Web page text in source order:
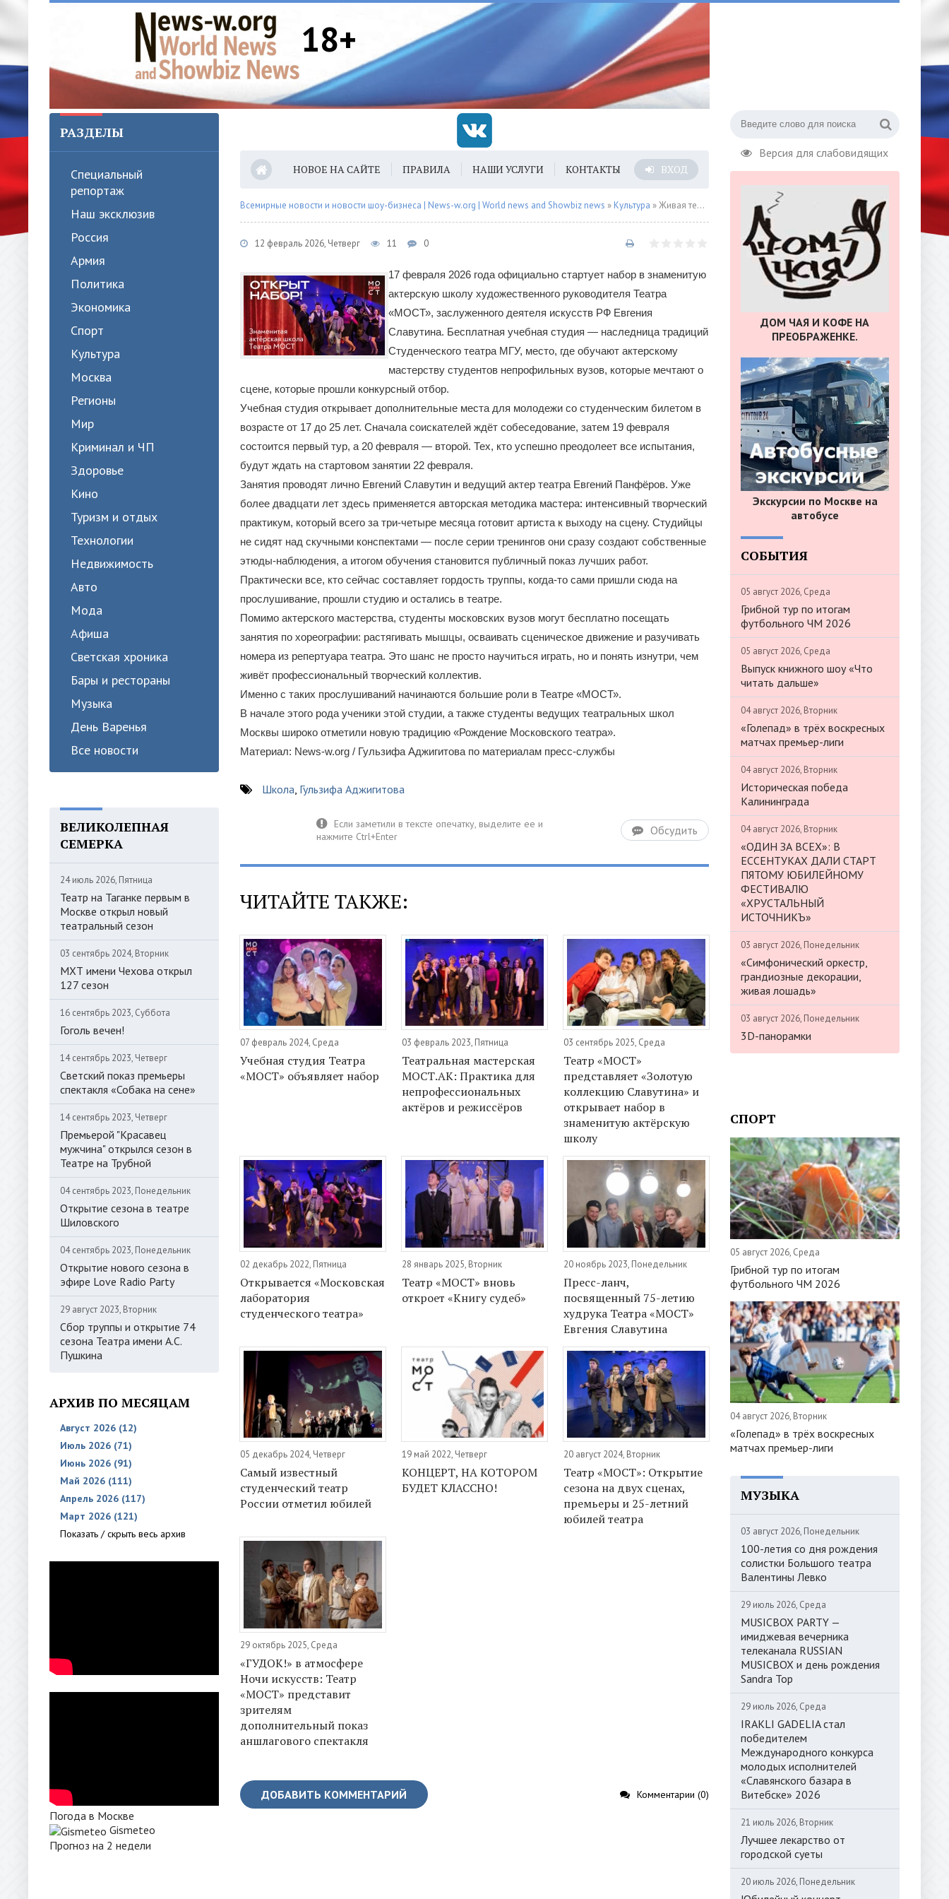
18+
Версия для слабовидящих
РАЗДЕЛЫ
Специальный
репортаж
Наш эксклюзив
Россия
Армия
Политика
Экономика
Спорт
Культура
Москва
Регионы
Мир
Криминал и ЧП
Здоровье
Кино
Туризм и отдых
Технологии
Недвижимость
Авто
Мода
Афиша
Светская хроника
Бары и рестораны
Музыка
День Варенья
Все новости
ВЕЛИКОЛЕПНАЯ
СЕМЕРКА
24 июль 2026, Пятница
Театр на Таганке первым в
Москве открыл новый
театральный сезон
03 сентябрь 2024, Вторник
МХТ имени Чехова открыл
127 сезон
16 сентябрь 2023, Суббота
Гоголь вечен!
14 сентябрь 2023, Четверг
Светский показ премьеры
спектакля «Собака на сене»
14 сентябрь 2023, Четверг
Премьерой "Красавец
мужчина" открылся сезон в
Театре на Трубной
04 сентябрь 2023, Понедельник
Открытие сезона в театре
Шиловского
04 сентябрь 2023, Понедельник
Открытие нового сезона в
эфире Love Radio Party
29 август 2023, Вторник
Сбор труппы и открытие 74
сезона Театра имени А.С.
Пушкина
АРХИВ ПО МЕСЯЦАМ
Август 2026 (12)
Июль 2026 (71)
Июнь 2026 (91)
Май 2026 (111)
Апрель 2026 (117)
Март 2026 (121)
Показать / скрыть весь архив
Погода в Москве
Gismeteo
Прогноз на 2 недели
НОВОЕ НА САЙТЕ ПРАВИЛА НАШИ УСЛУГИ КОНТАКТЫ ВХОД
Всемирные новости и новости шоу-бизнеса | News-w.org | World news and Showbiz news » Культура » Живая театральная традиция в действии: учебная студия Театра «МОСТ» объявила набор
12 февраль 2026, Четверг 11 0
17 февраля 2026 года официально стартует набор в знаменитую
актерскую школу художественного руководителя Театра
«МОСТ», заслуженного деятеля искусств РФ Евгения
Славутина. Бесплатная учебная студия — наследница традиций
Студенческого театра МГУ, место, где обучают актерскому
мастерству студентов непрофильных вузов, которые мечтают о
сцене, которые прошли конкурсный отбор.
Учебная студия открывает дополнительные места для молодежи со студенческим билетом в
возрасте от 17 до 25 лет. Сначала соискателей ждёт собеседование, затем 19 февраля
состоится первый тур, а 20 февраля — второй. Тех, кто успешно преодолеет все испытания,
будут ждать на стартовом занятии 22 февраля.
Занятия проводят лично Евгений Славутин и ведущий актер театра Евгений Панфёров. Уже
более двадцати лет здесь применяется авторская методика мастера: интенсивный творческий
практикум, который всего за три-четыре месяца готовит артиста к выходу на сцену. Студийцы
не сидят над скучными конспектами — после серии тренингов они сразу создают собственные
этюды-наблюдения, а итогом обучения становится публичный показ лучших работ.
Практически все, кто сейчас составляет гордость труппы, когда-то сами пришли сюда на
прослушивание, прошли студию и остались в театре.
Помимо актерского мастерства, студенты московских вузов могут бесплатно посещать
занятия по хореографии: растягивать мышцы, осваивать сценическое движение и разучивать
номера из репертуара театра. Это шанс не просто научиться играть, но и понять изнутри, чем
живёт профессиональный творческий коллектив.
Именно с таких прослушиваний начинаются большие роли в Театре «МОСТ».
В начале этого рода ученики этой студии, а также студенты ведущих театральных школ
Москвы широко отметили новую традицию «Рождение Московского театра».
Материал: News-w.org / Гульзифа Аджигитова по материалам пресс-службы
Школа, Гульзифа Аджигитова
Обсудить
ЧИТАЙТЕ ТАКЖЕ:
07 февраль 2024, Среда
Учебная студия Театра
«МОСТ» объявляет набор
03 февраль 2023, Пятница
Театральная мастерская
МОСТ.АК: Практика для
непрофессиональных
актёров и режиссёров
03 сентябрь 2025, Среда
Театр «МОСТ»
представляет «Золотую
коллекцию Славутина» и
открывает набор в
знаменитую актёрскую
школу
02 декабрь 2022, Пятница
Открывается «Московская
лаборатория
студенческого театра»
28 январь 2025, Вторник
Театр «МОСТ» вновь
откроет «Книгу судеб»
20 ноябрь 2023, Понедельник
Пресс-ланч,
посвященный 75-летию
худрука Театра «МОСТ»
Евгения Славутина
05 декабрь 2024, Четверг
Самый известный
студенческий театр
России отметил юбилей
19 май 2022, Четверг
КОНЦЕРТ, НА КОТОРОМ
БУДЕТ КЛАССНО!
20 август 2024, Вторник
Театр «МОСТ»: Открытие
сезона на двух сценах,
премьеры и 25-летний
юбилей театра
29 октябрь 2025, Среда
«ГУДОК!» в атмосфере
Ночи искусств: Театр
«МОСТ» представит
зрителям
дополнительный показ
аншлагового спектакля
ДОБАВИТЬ КОММЕНТАРИЙ Комментарии (0)
ДОМ ЧАЯ И КОФЕ НА
ПРЕОБРАЖЕНКЕ.
Экскурсии по Москве на
автобусе
СОБЫТИЯ
05 август 2026, Среда
Грибной тур по итогам
футбольного ЧМ 2026
05 август 2026, Среда
Выпуск книжного шоу «Что
читать дальше»
04 август 2026, Вторник
«Голепад» в трёх воскресных
матчах премьер-лиги
04 август 2026, Вторник
Историческая победа
Калининграда
04 август 2026, Вторник
«ОДИН ЗА ВСЕХ»: В
ЕССЕНТУКАХ ДАЛИ СТАРТ
ПЯТОМУ ЮБИЛЕЙНОМУ
ФЕСТИВАЛЮ
«ХРУСТАЛЬНЫЙ
ИСТОЧНИКЪ»
03 август 2026, Понедельник
«Симфонический оркестр,
грандиозные декорации,
живая лошадь»
03 август 2026, Понедельник
3D-панорамки
СПОРТ
05 август 2026, Среда
Грибной тур по итогам
футбольного ЧМ 2026
04 август 2026, Вторник
«Голепад» в трёх воскресных
матчах премьер-лиги
МУЗЫКА
03 август 2026, Понедельник
100-летия со дня рождения
солистки Большого театра
Валентины Левко
29 июль 2026, Среда
MUSICBOX PARTY —
имиджевая вечерника
телеканала RUSSIAN
MUSICBOX и день рождения
Sandra Top
29 июль 2026, Среда
IRAKLI GADELIA стал
победителем
Международного конкурса
молодых исполнителей
«Славянского базара в
Витебске» 2026
21 июль 2026, Вторник
Лучшее лекарство от
городской суеты
20 июль 2026, Понедельник